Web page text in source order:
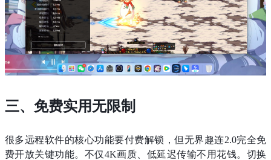
三、免费实用无限制
很多远程软件的核心功能要付费解锁，但无界趣连2.0完全免
费开放关键功能。不仅4K画质、低延迟传输不用花钱。切换